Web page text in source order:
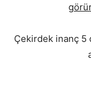
Çekirdek inanç 5